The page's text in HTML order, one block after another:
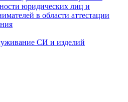
юридических лиц и
в области аттестации
СИ и изделий